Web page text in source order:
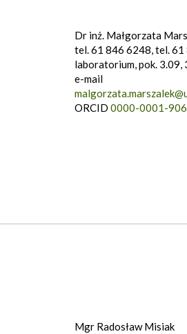
Dr inż. Małgorzata
tel. 61 846 6248, tel.
laboratorium, pok. 3.09,
e-mail
ORCID 0000-0001-
Mgr Radosław Misiak